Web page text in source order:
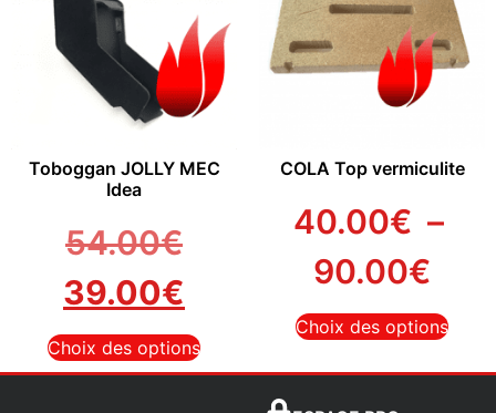
Toboggan JOLLY MEC
Idea
54.00€
39.00€
Choix des options
COLA Top vermiculite
40.00€ –
90.00€
Choix des options